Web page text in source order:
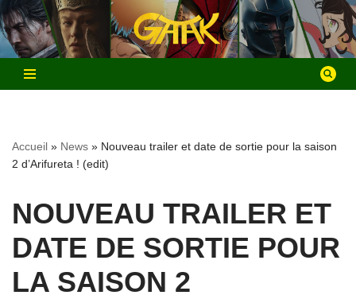
Aller
au
contenu
Accueil » News » Nouveau trailer et date de sortie pour la saison
2 d’Arifureta ! (edit)
NOUVEAU TRAILER ET
DATE DE SORTIE POUR
LA SAISON 2